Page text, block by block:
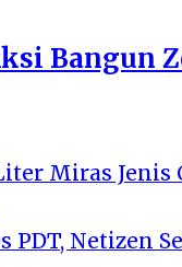
Bangun
Miras Jenis
Netizen